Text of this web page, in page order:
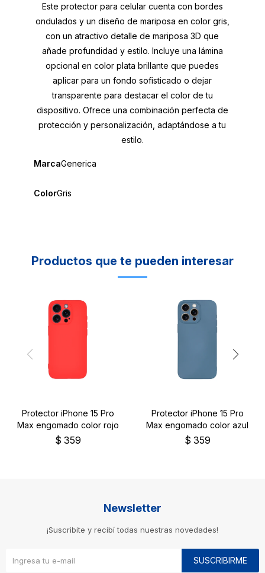
Este protector para celular cuenta con bordes
ondulados y un diseño de mariposa en color gris,
con un atractivo detalle de mariposa 3D que
añade profundidad y estilo. Incluye una lámina
opcional en color plata brillante que puedes
aplicar para un fondo sofisticado o dejar
transparente para destacar el color de tu
dispositivo. Ofrece una combinación perfecta de
protección y personalización, adaptándose a tu
estilo.
MarcaGenerica
ColorGris
Productos que te pueden interesar
Protector iPhone 15 Pro
Max engomado color rojo
$ 359
Protector iPhone 15 Pro
Max engomado color azul
$ 359
Newsletter
¡Suscribite y recibí todas nuestras novedades!
SUSCRIBIRME